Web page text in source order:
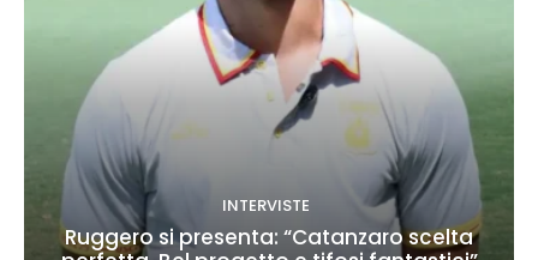
INTERVISTE
Ruggero si presenta: “Catanzaro scelta